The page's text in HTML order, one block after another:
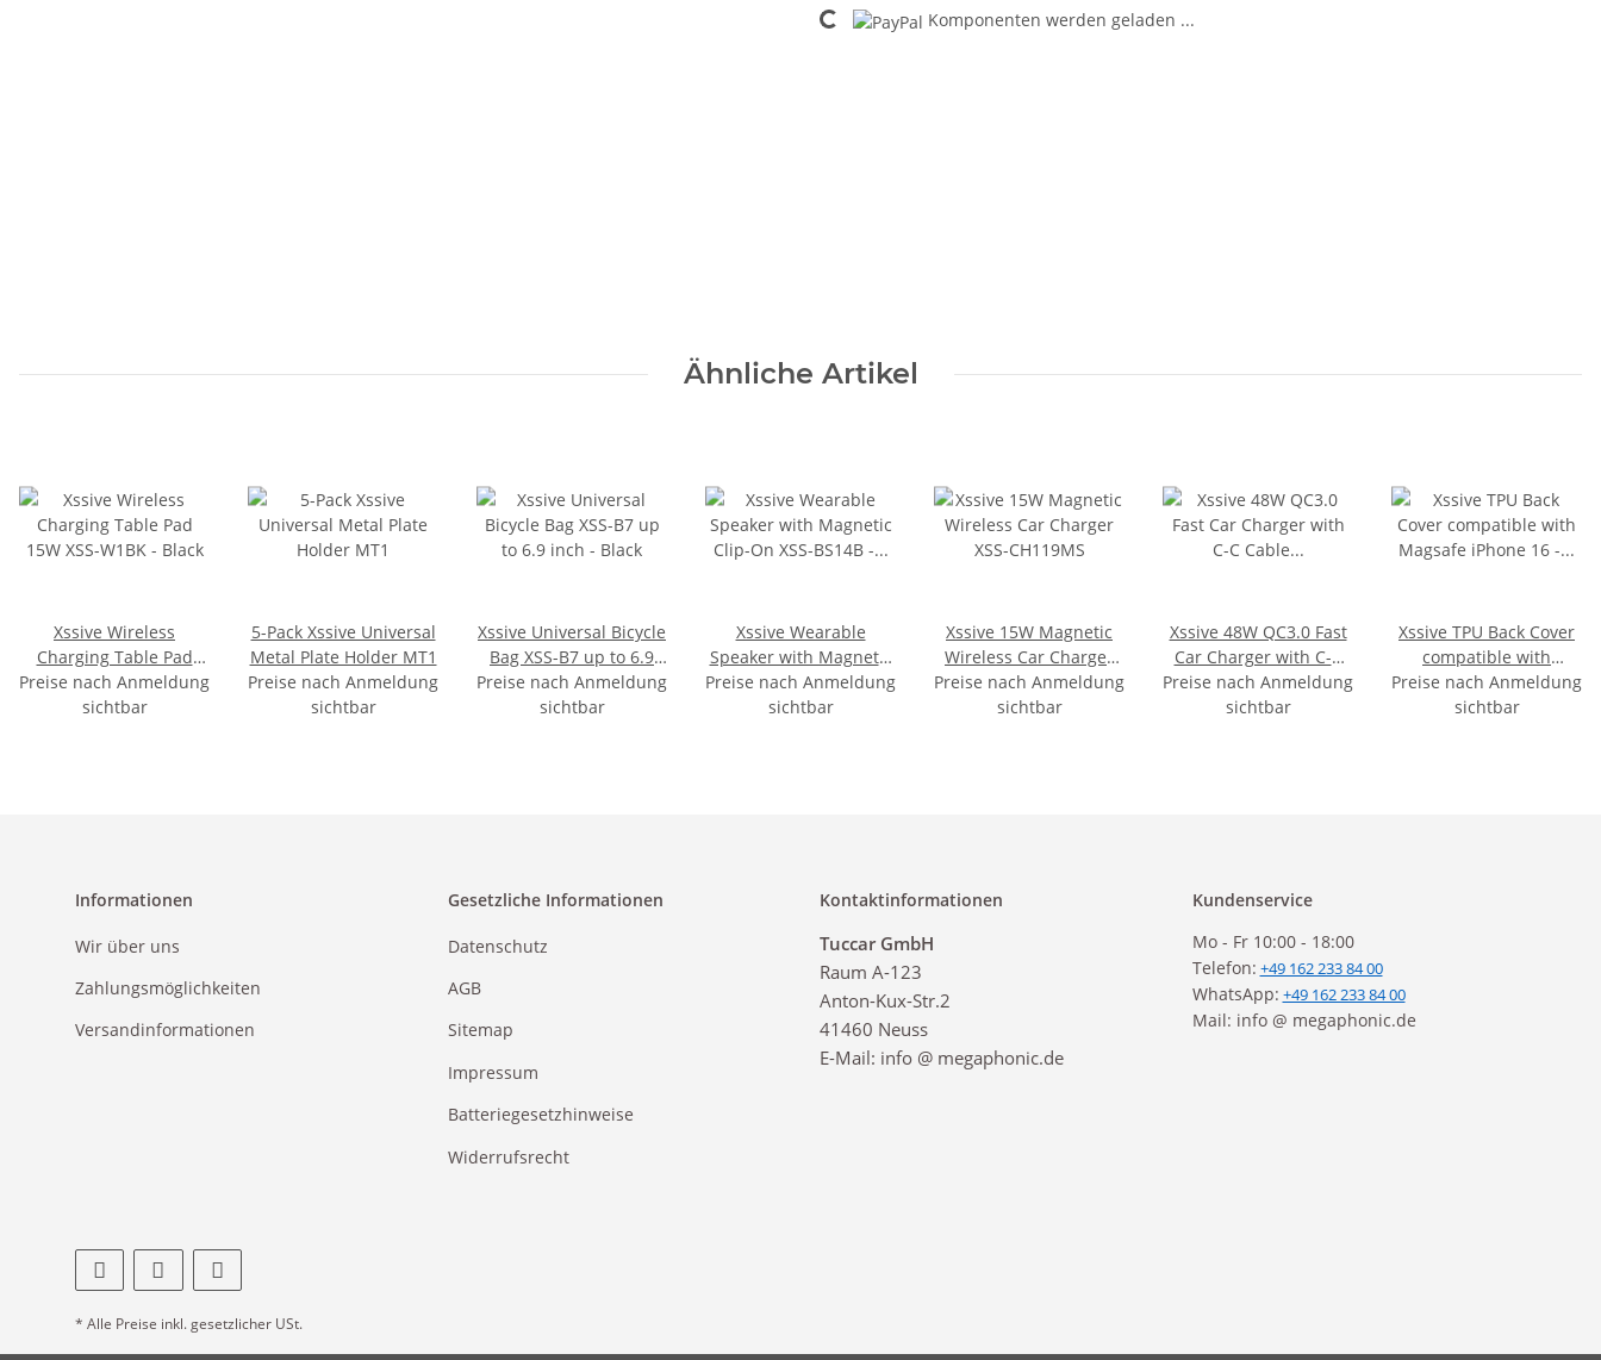
Loading... Komponenten werden geladen ...
Ähnliche Artikel
Xssive Wireless
Charging Table Pad
15W XSS-W1BK - Black
Preise nach Anmeldung
sichtbar
5-Pack Xssive Universal
Metal Plate Holder MT1
Preise nach Anmeldung
sichtbar
Xssive Universal Bicycle
Bag XSS-B7 up to 6.9
inch - Black
Preise nach Anmeldung
sichtbar
Xssive Wearable
Speaker with Magnetic
Clip-On XSS-BS14B -
Black
Preise nach Anmeldung
sichtbar
Xssive 15W Magnetic
Wireless Car Charger
XSS-CH119MS
Preise nach Anmeldung
sichtbar
Xssive 48W QC3.0 Fast
Car Charger with C-C
Cable XSS-CC40C -
Black
Preise nach Anmeldung
sichtbar
Xssive TPU Back Cover
compatible with
Magsafe iPhone 16 -
Clear
Preise nach Anmeldung
sichtbar
Informationen
Wir über uns
Zahlungsmöglichkeiten
Versandinformationen
Gesetzliche Informationen
Datenschutz
AGB
Sitemap
Impressum
Batteriegesetzhinweise
Widerrufsrecht
Kontaktinformationen
Tuccar GmbH
Raum A-123
Anton-Kux-Str.2
41460 Neuss
E-Mail: info @ megaphonic.de
Kundenservice
Mo - Fr 10:00 - 18:00
Telefon: +49 162 233 84 00
WhatsApp: +49 162 233 84 00
Mail: info @ megaphonic.de
* Alle Preise inkl. gesetzlicher USt.